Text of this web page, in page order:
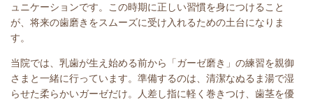
ュニケーションです。この時期に正しい習慣を身につけること
が、将来の歯磨きをスムーズに受け入れるための土台になりま
す。
当院では、乳歯が生え始める前から「ガーゼ磨き」の練習を親御
さまと一緒に行っています。準備するのは、清潔なぬるま湯で湿
らせた柔らかいガーゼだけ。人差し指に軽く巻きつけ、歯茎を優